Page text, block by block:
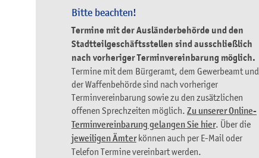
Bitte beachten!
Termine mit der Ausländerbehörde und den
Stadtteilgeschäftsstellen sind ausschließlich
nach vorheriger Terminvereinbarung möglich.
Termine mit dem Bürgeramt, dem Gewerbeamt und
der Waffenbehörde sind nach vorheriger
Terminvereinbarung sowie zu den zusätzlichen
offenen Sprechzeiten möglich. Zu unserer Online-
Terminvereinbarung gelangen Sie hier. Über die
jeweiligen Ämterkönnen auch per E-Mail oder
Telefon Termine vereinbart werden.